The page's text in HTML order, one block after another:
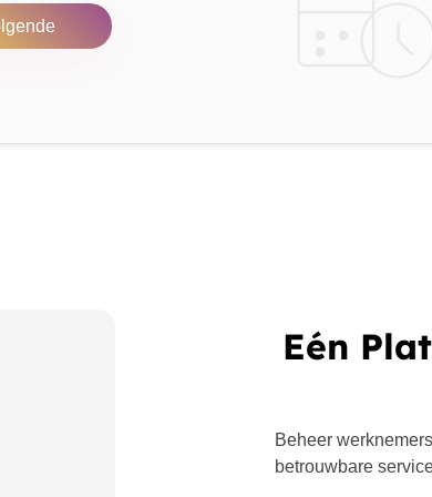
Eén
Beheer
betrouwbare